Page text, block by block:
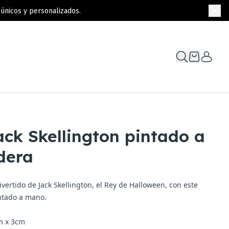
y personalizados.
Skellington pintado a
de Jack Skellington, el Rey de Halloween, con este
a mano.
x 3cm